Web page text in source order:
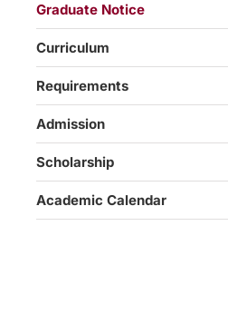
Graduate Notice
Curriculum
Requirements
Admission
Scholarship
Academic Calendar